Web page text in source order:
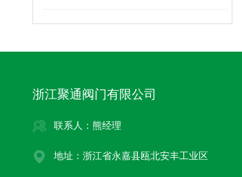
浙江聚通阀门有限公司
联系人：熊经理
地址：浙江省永嘉县瓯北安丰工业区